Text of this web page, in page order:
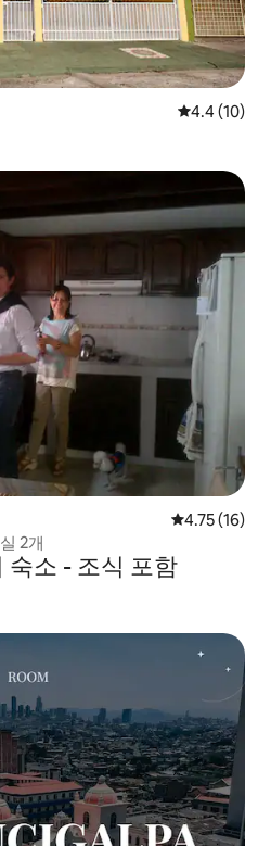
평점 4.4점(5
4.4 (10)
평점 4.75점
4.75 (16)
2개
숙소 - 조식 포함